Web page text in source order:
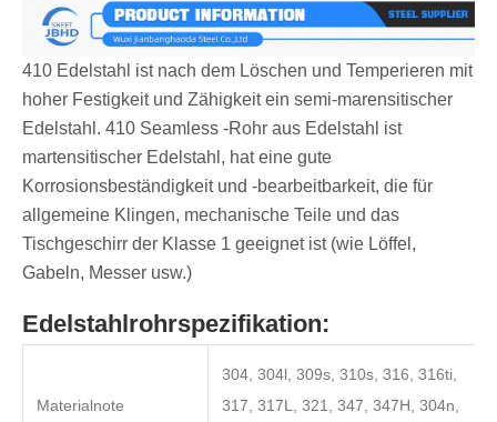
410 Edelstahl ist nach dem Löschen und Temperieren mit
hoher Festigkeit und Zähigkeit ein semi-marensitischer
Edelstahl. 410 Seamless -Rohr aus Edelstahl ist
martensitischer Edelstahl, hat eine gute
Korrosionsbeständigkeit und -bearbeitbarkeit, die für
allgemeine Klingen, mechanische Teile und das
Tischgeschirr der Klasse 1 geeignet ist (wie Löffel,
Gabeln, Messer usw.)
Edelstahlrohrspezifikation:
Materialnote
304, 304l, 309s, 310s, 316, 316ti,
317, 317L, 321, 347, 347H, 304n,